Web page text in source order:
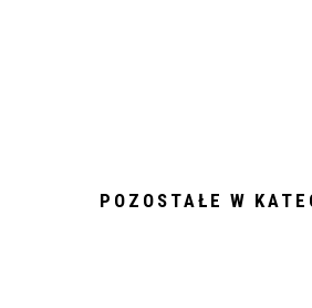
POZOSTAŁE W